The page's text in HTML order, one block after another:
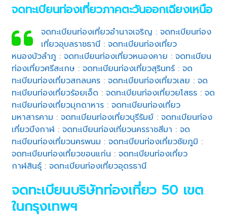
จดทะเบียนท่องเที่ยวภาคตะวันออกเฉียงเหนือ
จดทะเบียนท่องเที่ยวอำนาจเจริญ : จดทะเบียนท่อง
เที่ยวอุบลราชธานี: จดทะเบียนท่องเที่ยว
หนองบัวลำภู :จดทะเบียนท่องเที่ยวหนองคาย :จดทะเบียน
ท่องเที่ยวศรีสะเกษ :จดทะเบียนท่องเที่ยวสุรินทร์ :จด
ทะเบียนท่องเที่ยวสกลนคร :จดทะเบียนท่องเที่ยวเลย :จด
ทะเบียนท่องเที่ยวร้อยเอ็ด :จดทะเบียนท่องเที่ยวยโสธร :จด
ทะเบียนท่องเที่ยวมุกดาหาร :จดทะเบียนท่องเที่ยว
มหาสารคาม :จดทะเบียนท่องเที่ยวบุรีรัมย์ :จดทะเบียนท่อง
เที่ยวบึงกาฬ :จดทะเบียนท่องเที่ยวนครราชสีมา :จด
ทะเบียนท่องเที่ยวนครพนม :จดทะเบียนท่องเที่ยวชัยภูมิ :
จดทะเบียนท่องเที่ยวขอนแก่น :จดทะเบียนท่องเที่ยว
กาฬสินธุ์ :จดทะเบียนท่องเที่ยวอุดรธานี
จดทะเบียนบริษัทท่องเที่ยว 50 เขต
ในกรุงเทพฯ